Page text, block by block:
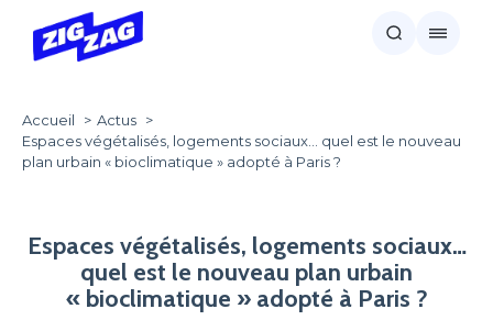
Accueil
Actus
Espaces végétalisés, logements sociaux… quel est le nouveau
plan urbain « bioclimatique » adopté à Paris ?
Espaces végétalisés, logements sociaux…
quel est le nouveau plan urbain
« bioclimatique » adopté à Paris ?